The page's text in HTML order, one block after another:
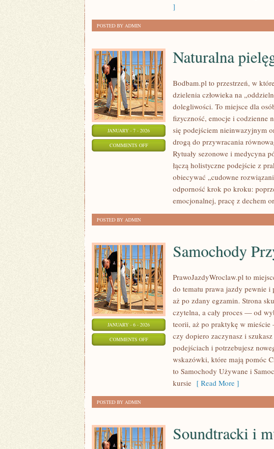
]
POSTED BY ADMIN
JANUARY - 7 - 2026
COMMENTS OFFON
NATURALNA
PIELĘGNACJA
Naturalna
Bodbam.pl to przestrzeń, w
dzielenia człowieka na
dolegliwości. To miejsce dla
fizyczność, emocje i codzienne
się podejściem nieinwazyjnym
drogą do przywracania
Rytuały sezonowe i medycyna
łączą holistyczne podejście z
obiecywać „cudowne
odporność krok po kroku:
emocjonalnej, pracę z dechem
POSTED BY ADMIN
JANUARY - 6 - 2026
COMMENTS OFFON
SAMOCHODY
PRZYSZŁOŚCI
Samochody
PrawoJazdyWroclaw.pl to
do tematu prawa jazdy pewnie
aż po zdany egzamin. Strona
czytelna, a cały proces — od
teorii, aż po praktykę w
czy dopiero zaczynasz i
podejściach i potrzebujesz
wskazówki, które mają pomóc
to Samochody Używane i
kursie [ Read More ]
POSTED BY ADMIN
Soundtracki i